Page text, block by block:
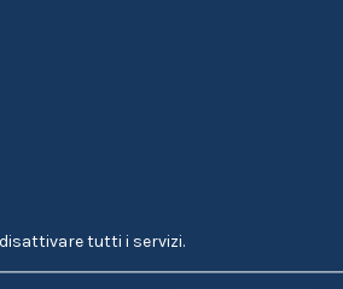
tutti i servizi.